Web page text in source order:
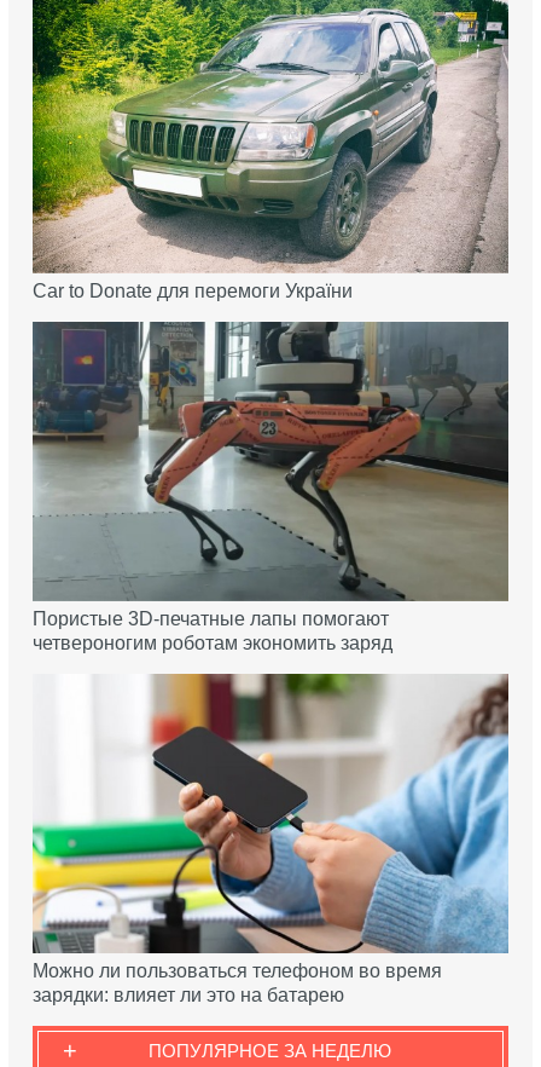
Car to Donate для перемоги України
Пористые 3D-печатные лапы помогают
четвероногим роботам экономить заряд
Можно ли пользоваться телефоном во время
зарядки: влияет ли это на батарею
ПОПУЛЯРНОЕ ЗА НЕДЕЛЮ
+